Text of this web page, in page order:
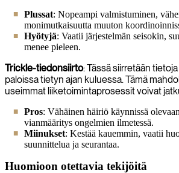
Plussat: Nopeampi valmistuminen,
monimutkaisuutta muuton
Hyötyjä: Vaatii järjestelmän seisokin,
menee pieleen.
Trickle-tiedonsiirto: Tässä siirretään
paloissa tietyn ajan kuluessa. Tämä
useimmat liiketoimintaprosessit voivat
Pros: Vähäinen häiriö käynnissä
vianmääritys ongelmien ilmetessä.
Miinukset: Kestää kauemmin, vaatii
suunnittelua ja seurantaa.
Huomioon otettavia tekijöitä